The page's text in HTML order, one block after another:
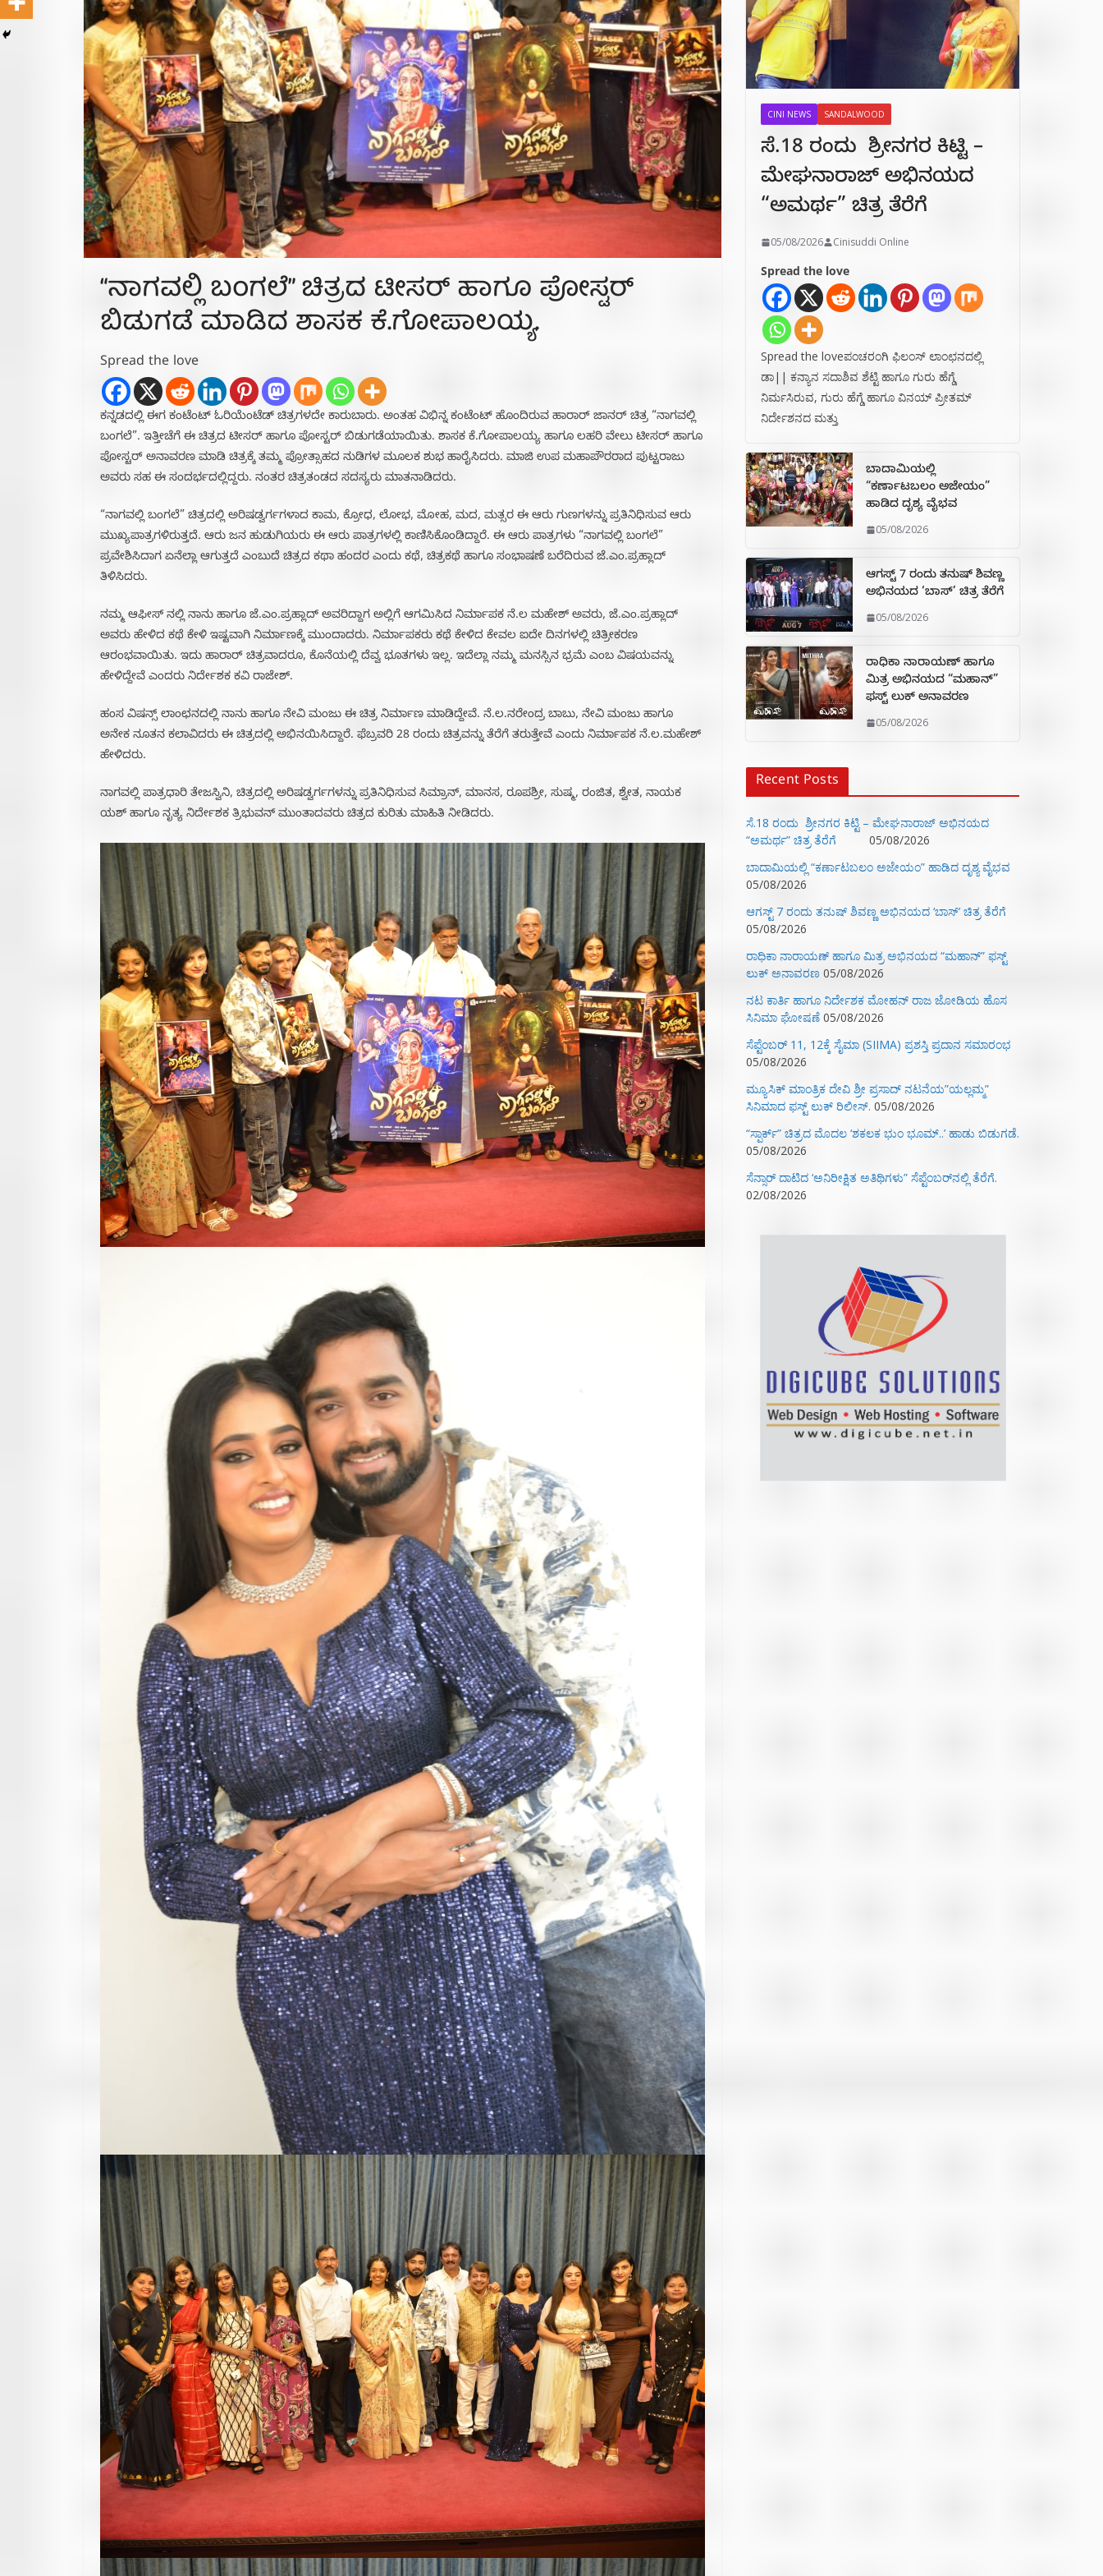
“ನಾಗವಲ್ಲಿ ಬಂಗಲೆ” ಚಿತ್ರದ ಟೀಸರ್ ಹಾಗೂ ಪೋಸ್ಟರ್
ಬಿಡುಗಡೆ ಮಾಡಿದ ಶಾಸಕ ಕೆ.ಗೋಪಾಲಯ್ಯ.
Spread the love
ಕನ್ನಡದಲ್ಲಿ ಈಗ ಕಂಟೆಂಟ್ ಓರಿಯೆಂಟೆಡ್ ಚಿತ್ರಗಳದೇ ಕಾರುಬಾರು. ಅಂತಹ ವಿಭಿನ್ನ ಕಂಟೆಂಟ್ ಹೊಂದಿರುವ ಹಾರಾರ್ ಜಾನರ್ ಚಿತ್ರ “ನಾಗವಲ್ಲಿ
ಬಂಗಲೆ”. ಇತ್ತೀಚೆಗೆ ಈ ಚಿತ್ರದ ಟೀಸರ್ ಹಾಗೂ ಪೋಸ್ಟರ್ ಬಿಡುಗಡೆಯಾಯಿತು. ಶಾಸಕ ಕೆ.ಗೋಪಾಲಯ್ಯ ಹಾಗೂ ಲಹರಿ ವೇಲು ಟೀಸರ್ ಹಾಗೂ
ಪೋಸ್ಟರ್ ಅನಾವರಣ ಮಾಡಿ ಚಿತ್ರಕ್ಕೆ ತಮ್ಮ ಪ್ರೋತ್ಸಾಹದ ನುಡಿಗಳ ಮೂಲಕ‌ ಶುಭ ಹಾರೈಸಿದರು. ಮಾಜಿ ಉಪ ಮಹಾಪೌರರಾದ ಪುಟ್ಟರಾಜು
ಅವರು ಸಹ ಈ ಸಂದರ್ಭದಲ್ಲಿದ್ದರು. ನಂತರ ಚಿತ್ರತಂಡದ ಸದಸ್ಯರು ಮಾತನಾಡಿದರು.
“ನಾಗವಲ್ಲಿ ಬಂಗಲೆ” ಚಿತ್ರದಲ್ಲಿ ಅರಿಷಡ್ವರ್ಗಗಳಾದ ಕಾಮ, ಕ್ರೋಧ, ಲೋಭ, ಮೋಹ, ಮದ, ಮತ್ಸರ ಈ ಆರು ಗುಣಗಳನ್ನು ಪ್ರತಿನಿಧಿಸುವ ಆರು
ಮುಖ್ಯಪಾತ್ರಗಳಿರುತ್ತದೆ. ಆರು ಜನ ಹುಡುಗಿಯರು ಈ ಆರು ಪಾತ್ರಗಳಲ್ಲಿ ಕಾಣಿಸಿಕೊಂಡಿದ್ದಾರೆ. ಈ ಆರು ಪಾತ್ರಗಳು “ನಾಗವಲ್ಲಿ ಬಂಗಲೆ”
ಪ್ರವೇಶಿಸಿದಾಗ ಏನೆಲ್ಲಾ ಆಗುತ್ತದೆ ಎಂಬುದೆ ಚಿತ್ರದ ಕಥಾ ಹಂದರ ಎಂದು ಕಥೆ, ಚಿತ್ರಕಥೆ ಹಾಗೂ ಸಂಭಾಷಣೆ ಬರೆದಿರುವ ಜೆ.ಎಂ.ಪ್ರಹ್ಲಾದ್
ತಿಳಿಸಿದರು.‌
ನಮ್ಮ ಆಫೀಸ್ ನಲ್ಲಿ ನಾನು ಹಾಗೂ ಜೆ.ಎಂ.ಪ್ರಹ್ಲಾದ್ ಅವರಿದ್ದಾಗ ಅಲ್ಲಿಗೆ ಆಗಮಿಸಿದ ನಿರ್ಮಾಪಕ ನೆ.ಲ ಮಹೇಶ್ ಅವರು, ಜೆ.ಎಂ.ಪ್ರಹ್ಲಾದ್
ಅವರು ಹೇಳಿದ ಕಥೆ ಕೇಳಿ ಇಷ್ಟವಾಗಿ ನಿರ್ಮಾಣಕ್ಕೆ ಮುಂದಾದರು. ನಿರ್ಮಾಪಕರು ಕಥೆ ಕೇಳಿದ ಕೇವಲ ಐದೇ ದಿನಗಳಲ್ಲಿ ಚಿತ್ರೀಕರಣ
ಆರಂಭವಾಯಿತು. ಇದು ಹಾರಾರ್ ಚಿತ್ರವಾದರೂ, ಕೊನೆಯಲ್ಲಿ ದೆವ್ವ ಭೂತಗಳು ಇಲ್ಲ.‌ ಇದೆಲ್ಲಾ ನಮ್ಮ ಮನಸ್ಸಿನ ಭ್ರಮೆ ಎಂಬ ವಿಷಯವನ್ನು
ಹೇಳಿದ್ದೇವೆ ಎಂದರು ನಿರ್ದೇಶಕ ಕವಿ ರಾಜೇಶ್.
ಹಂಸ ವಿಷನ್ಸ್ ಲಾಂಛನದಲ್ಲಿ ನಾನು ಹಾಗೂ ನೇವಿ ಮಂಜು ಈ ಚಿತ್ರ ನಿರ್ಮಾಣ ಮಾಡಿದ್ದೇವೆ. ನೆ.ಲ.ನರೇಂದ್ರ ಬಾಬು‌, ನೇವಿ ಮಂಜು ಹಾಗೂ
ಅನೇಕ ನೂತನ ಕಲಾವಿದರು ಈ ಚಿತ್ರದಲ್ಲಿ ಅಭಿನಯಿಸಿದ್ದಾರೆ. ಫೆಬ್ರವರಿ 28 ರಂದು ಚಿತ್ರವನ್ನು ತೆರೆಗೆ ತರುತ್ತೇವೆ ಎಂದು ನಿರ್ಮಾಪಕ ನೆ.ಲ.ಮಹೇಶ್
ಹೇಳಿದರು.
ನಾಗವಲ್ಲಿ ಪಾತ್ರಧಾರಿ ‌ತೇಜಸ್ವಿನಿ, ಚಿತ್ರದಲ್ಲಿ ಅರಿಷಡ್ವರ್ಗಗಳನ್ನು ಪ್ರತಿನಿಧಿಸುವ ಸಿಮ್ರಾನ್, ಮಾನಸ, ರೂಪಶ್ರೀ, ಸುಷ್ಮ, ರಂಜಿತ, ಶ್ವೇತ‌,‌ ನಾಯಕ
ಯಶ್ ಹಾಗೂ ನೃತ್ಯ ನಿರ್ದೇಶಕ ತ್ರಿಭುವನ್ ಮುಂತಾದವರು ಚಿತ್ರದ ಕುರಿತು ಮಾಹಿತಿ ನೀಡಿದರು.
CINI NEWS SANDALWOOD
ಸೆ.18 ರಂದು ಶ್ರೀನಗರ ಕಿಟ್ಟಿ –
ಮೇಘನಾರಾಜ್ ಅಭಿನಯದ
“ಅಮರ್ಥ” ಚಿತ್ರ ತೆರೆಗೆ
05/08/2026 Cinisuddi Online
Spread the love
Spread the loveಪಂಚರಂಗಿ ಫಿಲಂಸ್ ಲಾಂಛನದಲ್ಲಿ
ಡಾ|| ಕನ್ಯಾನ ಸದಾಶಿವ ಶೆಟ್ಟಿ ಹಾಗೂ ಗುರು ಹೆಗ್ಡೆ
ನಿರ್ಮಸಿರುವ, ಗುರು ಹೆಗ್ಡೆ ಹಾಗೂ ವಿನಯ್ ಪ್ರೀತಮ್
ನಿರ್ದೇಶನದ ಮತ್ತು
ಬಾದಾಮಿಯಲ್ಲಿ
“ಕರ್ಣಾಟಬಲಂ ಅಜೇಯಂ”
ಹಾಡಿದ ದೃಶ್ಯ ವೈಭವ
05/08/2026
ಆಗಸ್ಟ್ 7 ರಂದು ತನುಷ್ ಶಿವಣ್ಣ
ಅಭಿನಯದ ‘ಬಾಸ್’ ಚಿತ್ರ ತೆರೆಗೆ
05/08/2026
ರಾಧಿಕಾ ನಾರಾಯಣ್ ಹಾಗೂ
ಮಿತ್ರ ಅಭಿನಯದ “ಮಹಾನ್”
ಫಸ್ಟ್ ಲುಕ್ ಅನಾವರಣ
05/08/2026
Recent Posts
ಸೆ.18 ರಂದು ಶ್ರೀನಗರ ಕಿಟ್ಟಿ – ಮೇಘನಾರಾಜ್ ಅಭಿನಯದ
“ಅಮರ್ಥ” ಚಿತ್ರ ತೆರೆಗೆ
05/08/2026
ಬಾದಾಮಿಯಲ್ಲಿ “ಕರ್ಣಾಟಬಲಂ ಅಜೇಯಂ” ಹಾಡಿದ ದೃಶ್ಯ ವೈಭವ
05/08/2026
ಆಗಸ್ಟ್ 7 ರಂದು ತನುಷ್ ಶಿವಣ್ಣ ಅಭಿನಯದ ‘ಬಾಸ್’ ಚಿತ್ರ ತೆರೆಗೆ
05/08/2026
ರಾಧಿಕಾ ನಾರಾಯಣ್ ಹಾಗೂ ಮಿತ್ರ ಅಭಿನಯದ “ಮಹಾನ್” ಫಸ್ಟ್
ಲುಕ್ ಅನಾವರಣ 05/08/2026
ನಟ ಕಾರ್ತಿ ಹಾಗೂ ನಿರ್ದೇಶಕ ಮೋಹನ್ ರಾಜ ಜೋಡಿಯ ಹೊಸ
ಸಿನಿಮಾ ಘೋಷಣೆ 05/08/2026
ಸೆಪ್ಟೆಂಬರ್ 11, 12ಕ್ಕೆ ಸೈಮಾ (SIIMA) ಪ್ರಶಸ್ತಿ ಪ್ರದಾನ ಸಮಾರಂಭ
05/08/2026
ಮ್ಯೂಸಿಕ್‌ ಮಾಂತ್ರಿಕ ದೇವಿ ಶ್ರೀ ಪ್ರಸಾದ್ ನಟನೆಯ”ಯಲ್ಲಮ್ಮ”
ಸಿನಿಮಾದ ಫಸ್ಟ್‌ ಲುಕ್‌ ರಿಲೀಸ್. 05/08/2026
“ಸ್ಪಾರ್ಕ್” ಚಿತ್ರದ ಮೊದಲ‌ ‘ಶಕಲಕ ಭುಂ‌ ಭೂಮ್..’ ಹಾಡು ಬಿಡುಗಡೆ.
05/08/2026
ಸೆನ್ಸಾರ್ ದಾಟಿದ ‘ಅನಿರೀಕ್ಷಿತ ಅತಿಥಿಗಳು” ಸೆಪ್ಟೆಂಬರ್‌ನಲ್ಲಿ ತೆರೆಗೆ.
02/08/2026